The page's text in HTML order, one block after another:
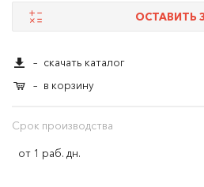
ОСТАВИТЬ
– скачать каталог
– в корзину
Срок производства
от 1 раб. дн.